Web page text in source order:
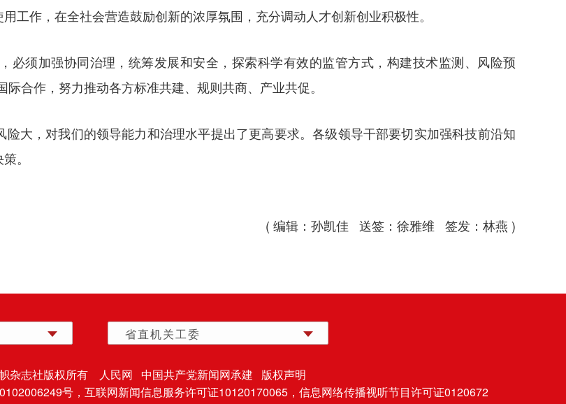
工作，在全社会营造鼓励创新的浓厚氛围，充分调动人才创新创业积极性。
必须加强协同治理，统筹发展和安全，探索科学有效的监管方式，构建技术监测、风险预
合作，努力推动各方标准共建、规则共商、产业共促。
大，对我们的领导能力和治理水平提出了更高要求。各级领导干部要切实加强科技前沿知
。
( 编辑：孙凯佳 送签：徐雅维 签发：林燕 )
省直机关工委
杂志社版权所有 人民网 中国共产党新闻网承建 版权声明
号， 互联网新闻信息服务许可证10120170065， 信息网络传播视听节目许可证0120672